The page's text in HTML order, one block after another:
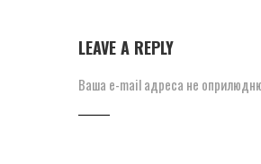
LEAVE A REPLY
Ваша e-mail адреса не